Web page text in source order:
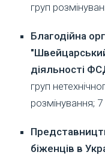
груп
Благодійна
діяльності
груп
розмінування;
біженців в